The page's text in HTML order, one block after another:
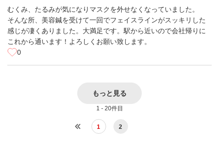
むくみ、たるみが気になりマスクを外せなくなっていました。
そんな所、美容鍼を受けて一回でフェイスラインがスッキリした
感じが凄くありました。大満足です。駅から近いので会社帰りに
これから通います！よろしくお願い致します。
0
もっと見る
1 - 20件目
1 2